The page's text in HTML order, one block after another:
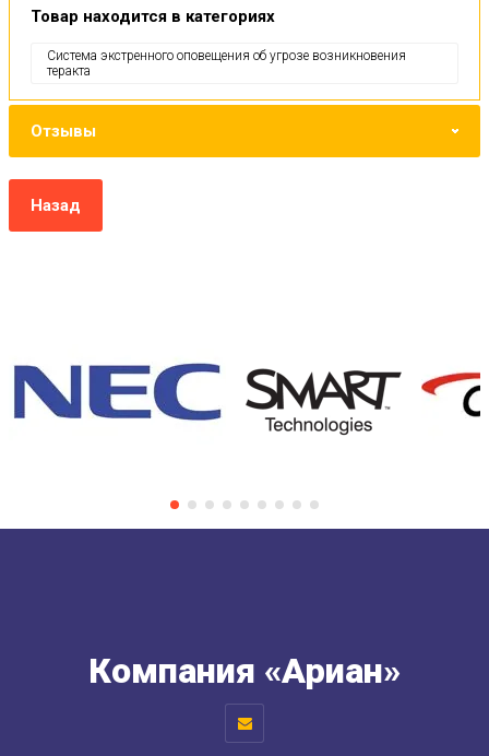
Товар находится в категориях
Система экстренного оповещения об угрозе возникновения
теракта
Отзывы
Назад
Компания «Ариан»